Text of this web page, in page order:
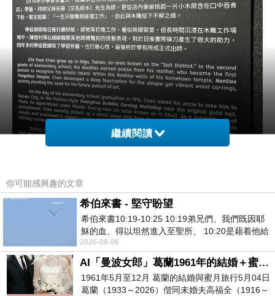
繼續閱讀
你可能感興趣的文章
希伯來書 - 堅守盼望
希伯來書10:19-10:25 10:19弟兄們、我們既因耶
穌的血、得以坦然進入至聖所、 10:20是藉着他給
我們開了一條又新又活的路從幔子經過
2026-08-06
AI「曼波女郎」葛蘭1961年的結婚＋蜜月旅行 #戀上老電影 #葛蘭 #粟子
1961年5月至12月 葛蘭的結婚與蜜月旅行5月04日
葛蘭（1933～2026）偕同未婚夫高福全（1916～